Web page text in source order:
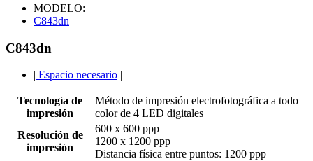
MODELO:
C843dn
C843dn
| Espacio necesario |
Tecnología de
impresión
Método de impresión electrofotográfica a todo
color de 4 LED digitales
Resolución de
impresión
600 x 600 ppp
1200 x 1200 ppp
Distancia física entre puntos: 1200 ppp